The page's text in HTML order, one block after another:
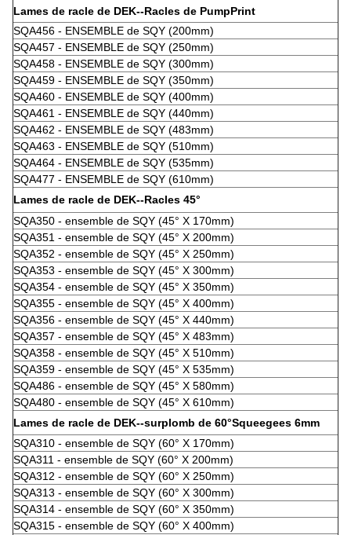
Lames de racle de DEK--Racles de PumpPrint
SQA456 - ENSEMBLE de SQY (200mm)
SQA457 - ENSEMBLE de SQY (250mm)
SQA458 - ENSEMBLE de SQY (300mm)
SQA459 - ENSEMBLE de SQY (350mm)
SQA460 - ENSEMBLE de SQY (400mm)
SQA461 - ENSEMBLE de SQY (440mm)
SQA462 - ENSEMBLE de SQY (483mm)
SQA463 - ENSEMBLE de SQY (510mm)
SQA464 - ENSEMBLE de SQY (535mm)
SQA477 - ENSEMBLE de SQY (610mm)
Lames de racle de DEK--Racles 45°
SQA350 - ensemble de SQY (45° X 170mm)
SQA351 - ensemble de SQY (45° X 200mm)
SQA352 - ensemble de SQY (45° X 250mm)
SQA353 - ensemble de SQY (45° X 300mm)
SQA354 - ensemble de SQY (45° X 350mm)
SQA355 - ensemble de SQY (45° X 400mm)
SQA356 - ensemble de SQY (45° X 440mm)
SQA357 - ensemble de SQY (45° X 483mm)
SQA358 - ensemble de SQY (45° X 510mm)
SQA359 - ensemble de SQY (45° X 535mm)
SQA486 - ensemble de SQY (45° X 580mm)
SQA480 - ensemble de SQY (45° X 610mm)
Lames de racle de DEK--surplomb de 60°Squeegees 6mm
SQA310 - ensemble de SQY (60° X 170mm)
SQA311 - ensemble de SQY (60° X 200mm)
SQA312 - ensemble de SQY (60° X 250mm)
SQA313 - ensemble de SQY (60° X 300mm)
SQA314 - ensemble de SQY (60° X 350mm)
SQA315 - ensemble de SQY (60° X 400mm)